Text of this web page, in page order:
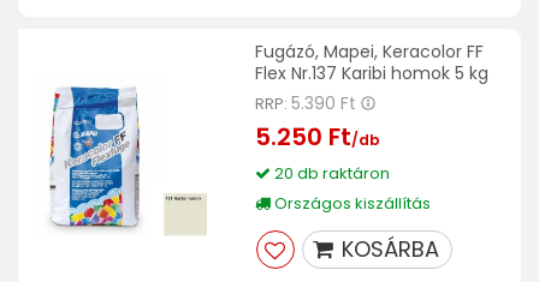
Fugázó, Mapei, Keracolor FF
Flex Nr.137 Karibi homok 5 kg
RRP: 5.390 Ft
5.250 Ft/db
20 db raktáron
Országos kiszállítás
KOSÁRBA